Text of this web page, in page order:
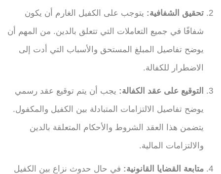
تحقيق الشفافية: يتوجب على الكفيل الغارم أن يكون
شفافًا في جميع التعاملات التي تتعلق بالدين. من المهم أن
يوضح تفاصيل المبلغ المستحق والأسباب التي أدت إلى
الاضطرار للكفالة.
التوقيع على عقد الكفالة: يجب أن يتم توقيع عقد رسمي
يوضح تفاصيل الالتزامات المتبادلة بين الكفيل والمكفول.
يتضمن هذا العقد الشروط والأحكام المتعلقة بالدين
والالتزامات المالية.
متابعة القضايا القانونية: في حال حدوث نزاع بين الكفيل